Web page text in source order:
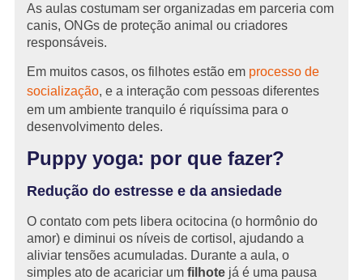
As aulas costumam ser organizadas em parceria com
canis, ONGs de proteção animal ou criadores
responsáveis.
Em muitos casos, os filhotes estão em processo de
socialização, e a interação com pessoas diferentes
em um ambiente tranquilo é riquíssima para o
desenvolvimento deles.
Puppy yoga: por que fazer?
Redução do estresse e da ansiedade
O contato com pets libera ocitocina (o hormônio do
amor) e diminui os níveis de cortisol, ajudando a
aliviar tensões acumuladas. Durante a aula, o
simples ato de acariciar um filhotejá é uma pausa